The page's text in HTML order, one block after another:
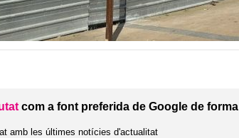
com a font preferida de Google de forma
amb les últimes notícies d'actualitat